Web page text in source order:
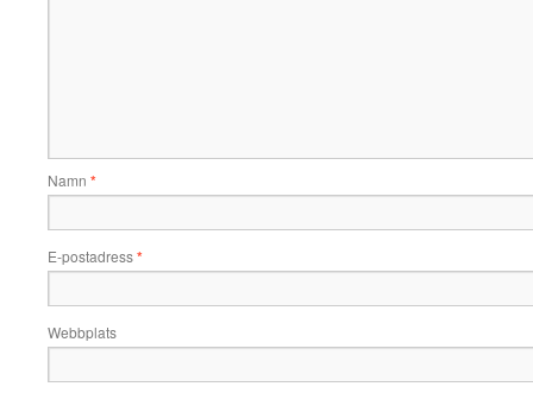
Namn *
E-postadress*
Webbplats